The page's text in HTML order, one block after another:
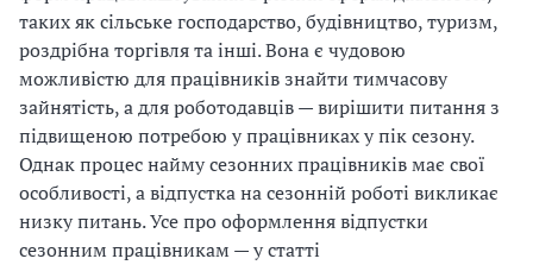
таких як сільське господарство, будівництво, туризм,
роздрібна торгівля та інші. Вона є чудовою
можливістю для працівників знайти тимчасову
зайнятість, а для роботодавців — вирішити питання з
підвищеною потребою у працівниках у пік сезону.
Однак процес найму сезонних працівників має свої
особливості, а відпустка на сезонній роботі викликає
низку питань. Усе про оформлення відпустки
сезонним працівникам — у статті